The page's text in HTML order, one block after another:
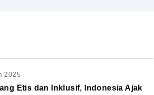
2025
Etis dan Inklusif, Indonesia Ajak